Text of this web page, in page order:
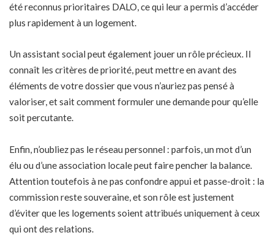
été reconnus prioritaires DALO, ce qui leur a permis d’accéder
plus rapidement à un logement.
Un assistant social peut également jouer un rôle précieux. Il
connaît les critères de priorité, peut mettre en avant des
éléments de votre dossier que vous n’auriez pas pensé à
valoriser, et sait comment formuler une demande pour qu’elle
soit percutante.
Enfin, n’oubliez pas le réseau personnel : parfois, un mot d’un
élu ou d’une association locale peut faire pencher la balance.
Attention toutefois à ne pas confondre appui et passe-droit : la
commission reste souveraine, et son rôle est justement
d’éviter que les logements soient attribués uniquement à ceux
qui ont des relations.